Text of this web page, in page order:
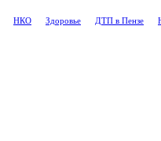
НКО Здоровье ДТП в Пензе